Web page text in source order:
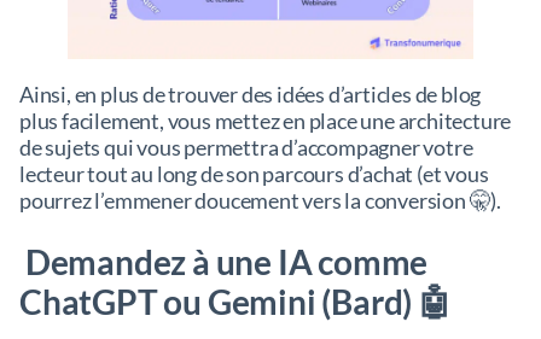
Ainsi, en plus de trouver des idées d’articles de blog
plus facilement, vous mettez en place une architecture
de sujets qui vous permettra d’accompagner votre
lecteur tout au long de son parcours d’achat (et vous
pourrez l’emmener doucement vers la conversion 🤫).
Demandez à une IA comme
ChatGPT ou Gemini (Bard) 🤖